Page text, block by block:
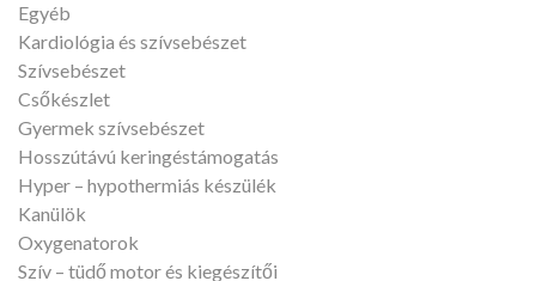
Egyéb
Kardiológia és szívsebészet
Szívsebészet
Csőkészlet
Gyermek szívsebészet
Hosszútávú keringéstámogatás
Hyper – hypothermiás készülék
Kanülök
Oxygenatorok
Szív – tüdő motor és kiegészítői